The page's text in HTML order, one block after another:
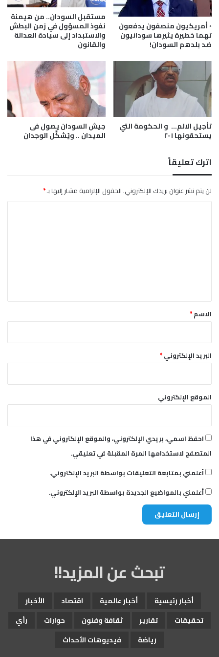
س
ع
ر
ا
ل
ف
◦ أمريكيون منصفون يدفعون
تهما خطيرة يثيرها سودانيون
ضد بلدهم السودان!
مستقبل السودان.. من هيمنة
نفوذ المسؤول في زمن البطش
والاستبداد إلى سيادة العدالة
والقانون
تأجيل الالم… و الحكومة التي
يستحقونها ١-٢
جيش السودان يصول فى
الميدان .. ويُشكِّل الوجدان
اترك تعليقاً
لن يتم نشر عنوان بريدك الإلكتروني.الحقول الإلزامية مشار إليها بـ*
*الاسم*
البريد الإلكتروني*
الموقع الإلكتروني
احفظ اسمي، بريدي الإلكتروني، والموقع الإلكتروني في هذا
المتصفح لاستخدامها المرة المقبلة في تعليقي.
أعلمني بمتابعة التعليقات بواسطة البريد الإلكتروني.
أعلمني بالمواضيع الجديدة بواسطة البريد الإلكتروني.
تبحث عن المزيد!!
أخبار رئيسية أخبار عالمية اقتصاد
الأخبار
تحقيقات
تقارير ثقافة وفنون حوارات
رأي
رياضة
فيديوهات الأحداث